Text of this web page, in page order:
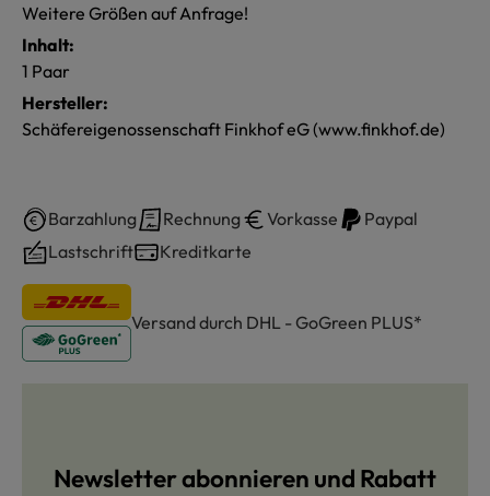
Weitere Größen auf Anfrage!
Inhalt:
1 Paar
Hersteller:
Schäfereigenossenschaft Finkhof eG (www.finkhof.de)
Barzahlung Rechnung Vorkasse
Paypal
Lastschrift
Kreditkarte
Versand durch DHL - GoGreen PLUS*
Newsletter abonnieren und Rabatt